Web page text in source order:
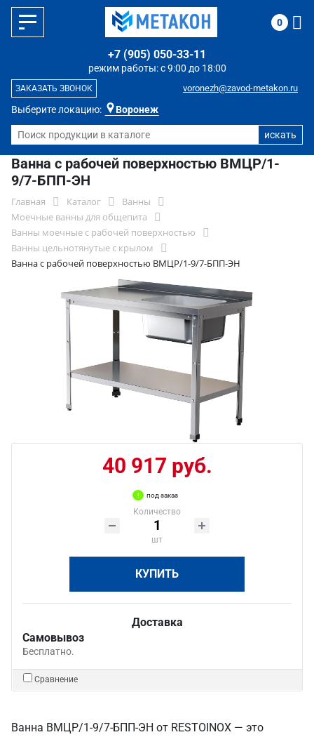
Выберите локацию: Воронеж
режим работы: с 9:00 до 18:00
+7 (905) 050-33-11
voronezh@zavod-metakon.ru
ЗАКАЗАТЬ ЗВОНОК
0
Ванна с рабочей поверхностью ВМЦР/1-
9/7-БПП-ЭН
Главная Каталог
Ванны
Моечные ванны для общепита
Ванны моечные с рабочей поверхностью
Ванны цельнотянутые с крылом
Ванна с рабочей поверхностью ВМЦР/1-9/7-БПП-ЭН
40 917 руб.
под заказ
Количество
шт
КУПИТЬ
Доставка
Самовывоз
Бесплатно.
Сравнение
Ванна ВМЦР/1-9/7-БПП-ЭН от RESTOINOX — это